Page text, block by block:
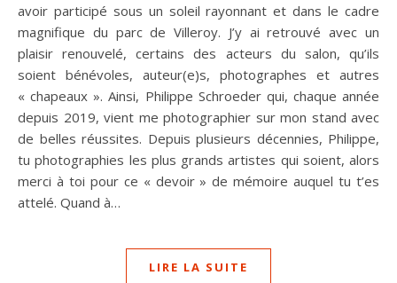
avoir participé sous un soleil rayonnant et dans le cadre
magnifique du parc de Villeroy. J’y ai retrouvé avec un
plaisir renouvelé, certains des acteurs du salon, qu’ils
soient bénévoles, auteur(e)s, photographes et autres
« chapeaux ». Ainsi, Philippe Schroeder qui, chaque année
depuis 2019, vient me photographier sur mon stand avec
de belles réussites. Depuis plusieurs décennies, Philippe,
tu photographies les plus grands artistes qui soient, alors
merci à toi pour ce « devoir » de mémoire auquel tu t’es
attelé. Quand à…
LIRE LA SUITE